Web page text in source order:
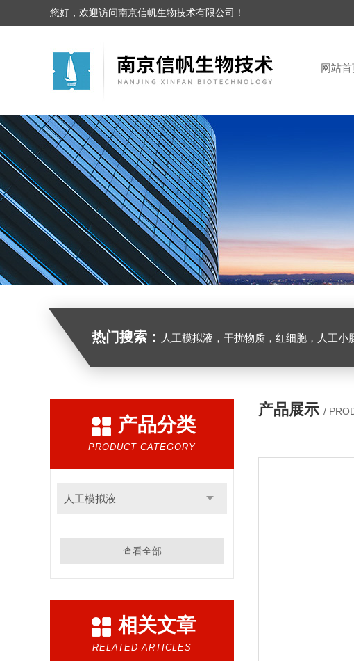
您好，欢迎访问南京信帆生物技术有限公司！
网站
热门搜索： 人工模拟液，干扰物质，红细胞，人工小
产品分类
PRODUCT CATEGORY
人工模拟液
查看全部
相关文章
RELATED ARTICLES
产品展示 /